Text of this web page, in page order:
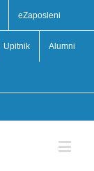
eZaposleni
Upitnik Alumni